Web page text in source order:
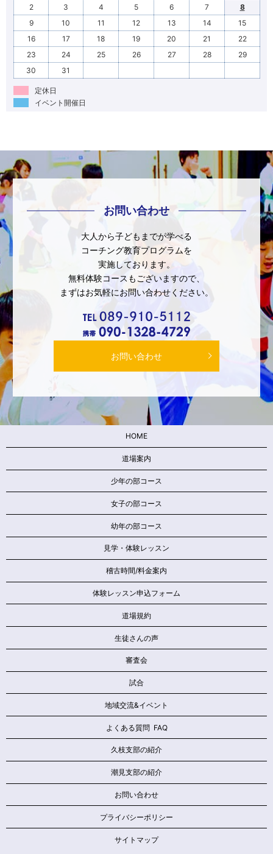
2
3 4 5 6 7
8
9
10 11 12 13 14
15
16
17 18 19 20 21
22
23
24 25 26 27 28
29
30
31
定休日
イベント開催日
お問い合わせ
大人から子どもまでが学べる
コーチング教育プログラムを
実施しております。
無料体験コースもございますので、
まずはお気軽にお問い合わせください。
お問い合わせ
HOME
道場案内
少年の部コース
女子の部コース
幼年の部コース
見学・体験レッスン
稽古時間/料金案内
体験レッスン申込フォーム
道場規約
生徒さんの声
審査会
試合
地域交流&イベント
よくある質問 FAQ
久枝支部の紹介
潮見支部の紹介
お問い合わせ
プライバシーポリシー
サイトマップ